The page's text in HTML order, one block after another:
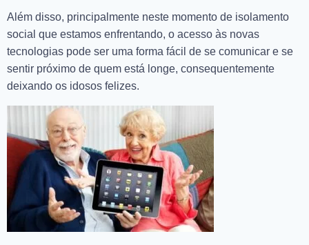
Além disso, principalmente neste momento de isolamento
social que estamos enfrentando, o acesso às novas
tecnologias pode ser uma forma fácil de se comunicar e se
sentir próximo de quem está longe, consequentemente
deixando os idosos felizes.